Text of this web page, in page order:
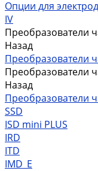
Опции для
IV
Преобразователи
Назад
Преобразователи
Преобразователи
Назад
Преобразователи
SSD
ISD mini PLUS
IRD
ITD
IMD_E